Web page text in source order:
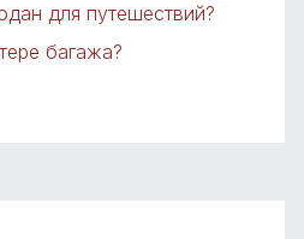
для путешествий?
багажа?